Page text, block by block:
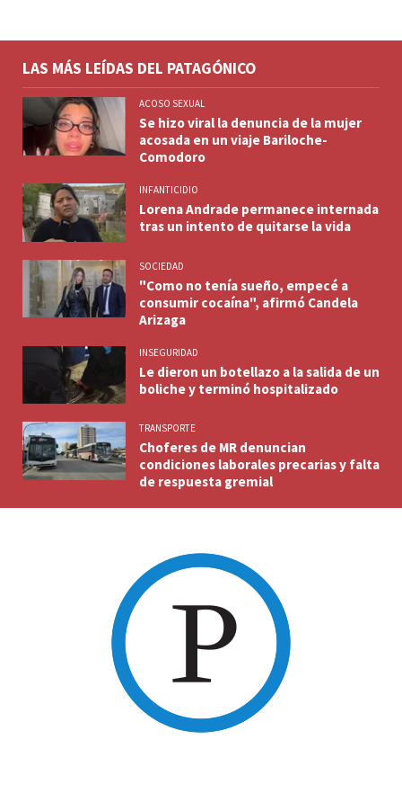
LAS MÁS LEÍDAS DEL PATAGÓNICO
ACOSO SEXUAL
Se hizo viral la denuncia de la mujer
acosada en un viaje Bariloche-
Comodoro
INFANTICIDIO
Lorena Andrade permanece internada
tras un intento de quitarse la vida
SOCIEDAD
"Como no tenía sueño, empecé a
consumir cocaína", afirmó Candela
Arizaga
INSEGURIDAD
Le dieron un botellazo a la salida de un
boliche y terminó hospitalizado
TRANSPORTE
Choferes de MR denuncian
condiciones laborales precarias y falta
de respuesta gremial